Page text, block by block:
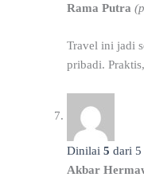
Rama Putra
Travel ini jadi
pribadi.
Dinilai 5 dari 5
Akbar